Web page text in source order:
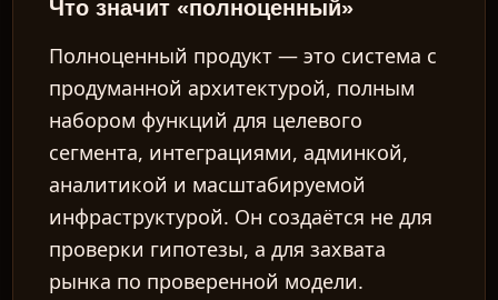
Что значит «полноценный»
Полноценный продукт — это система с
продуманной архитектурой, полным
набором функций для целевого
сегмента, интеграциями, админкой,
аналитикой и масштабируемой
инфраструктурой. Он создаётся не для
проверки гипотезы, а для захвата
рынка по проверенной модели.